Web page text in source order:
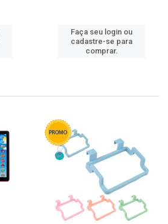
Faça seu login ou
cadastre-se para
comprar.